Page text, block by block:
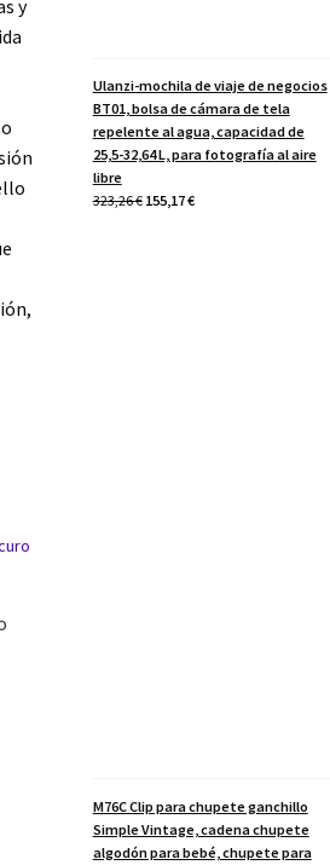
y
Ulanzi-mochila de viaje de negocios
BT01, bolsa de cámara de tela
repelente al agua, capacidad de
25,5-32,64 L, para fotografía al aire
libre
323,26€ El
155,17€El
M76C Clip para chupete ganchillo
Simple Vintage, cadena chupete
algodón para bebé, chupete para